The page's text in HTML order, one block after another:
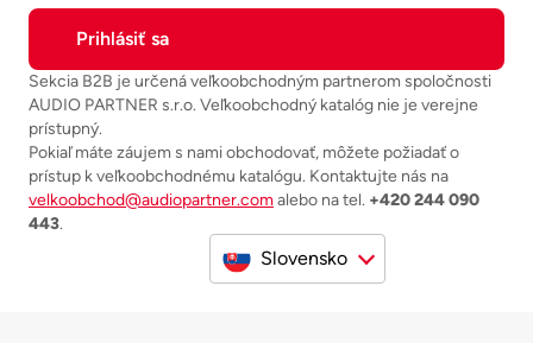
Sekcia B2B je určená veľkoobchodným partnerom spoločnosti
AUDIO PARTNER s.r.o. Veľkoobchodný katalóg nie je verejne
prístupný.
Pokiaľ máte záujem s nami obchodovať, môžete požiadať o
prístup k veľkoobchodnému katalógu. Kontaktujte nás na
velkoobchod@audiopartner.comalebo na tel. +420 244 090
443.
Slovensko